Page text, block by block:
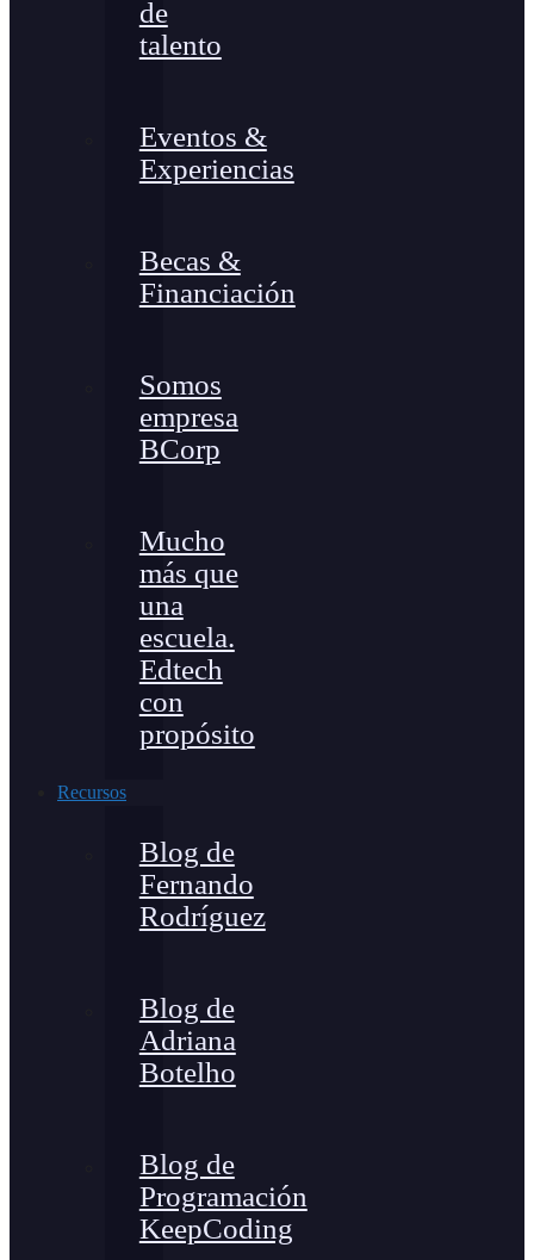
de
talento
Eventos &
Experiencias
Becas &
Financiación
Somos
empresa
BCorp
Mucho
más que
una
escuela.
Edtech
con
propósito
Recursos
Blog de
Fernando
Rodríguez
Blog de
Adriana
Botelho
Blog de
Programación
KeepCoding